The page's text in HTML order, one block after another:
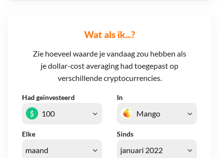
Wat als ik...?
Zie hoeveel waarde je vandaag zou hebben als
je dollar-cost averaging had toegepast op
verschillende cryptocurrencies.
Had geïnvesteerd In
Elke Sinds
$